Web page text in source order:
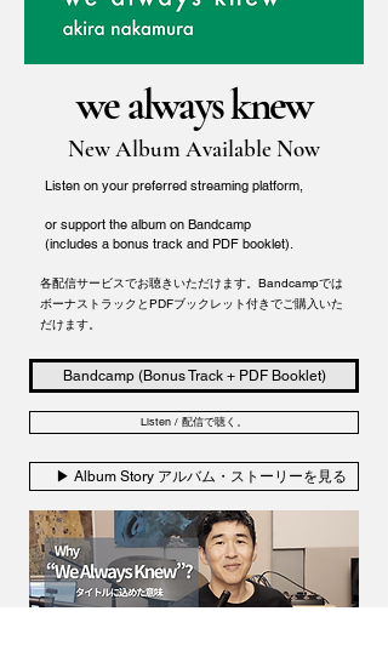
we always knew
New Album Available Now
Listen on your preferred streaming platform,
or support the album on Bandcamp
(includes a bonus track and PDF booklet).
各配信サービスでお聴きいただけます。Bandcampでは
ボーナストラックとPDFブックレット付きでご購入いた
だけます。
Bandcamp (Bonus Track + PDF Booklet)
Listen / 配信で聴く。
▶ Album Story アルバム・ストーリーを見る